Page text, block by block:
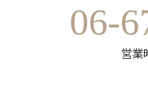
06-
営業